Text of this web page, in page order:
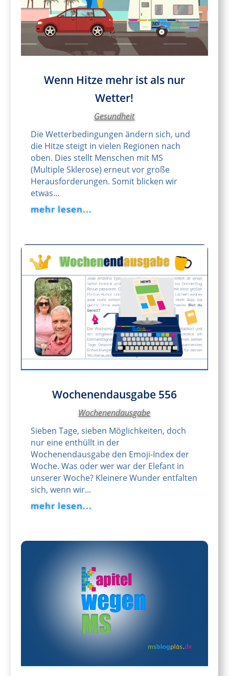
Wenn Hitze mehr ist als nur
Wetter!
Gesundheit
Die Wetterbedingungen ändern sich, und
die Hitze steigt in vielen Regionen nach
oben. Dies stellt Menschen mit MS
(Multiple Sklerose) erneut vor große
Herausforderungen. Somit blicken wir
etwas...
mehr lesen...
Wochenendausgabe 556
Wochenendausgabe
Sieben Tage, sieben Möglichkeiten, doch
nur eine enthüllt in der
Wochenendausgabe den Emoji-Index der
Woche. Was oder wer war der Elefant in
unserer Woche? Kleinere Wunder entfalten
sich, wenn wir...
mehr lesen...